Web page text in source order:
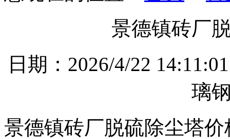
景德镇砖厂
日期：2026/4/22
璃
景德镇砖厂脱硫除尘塔